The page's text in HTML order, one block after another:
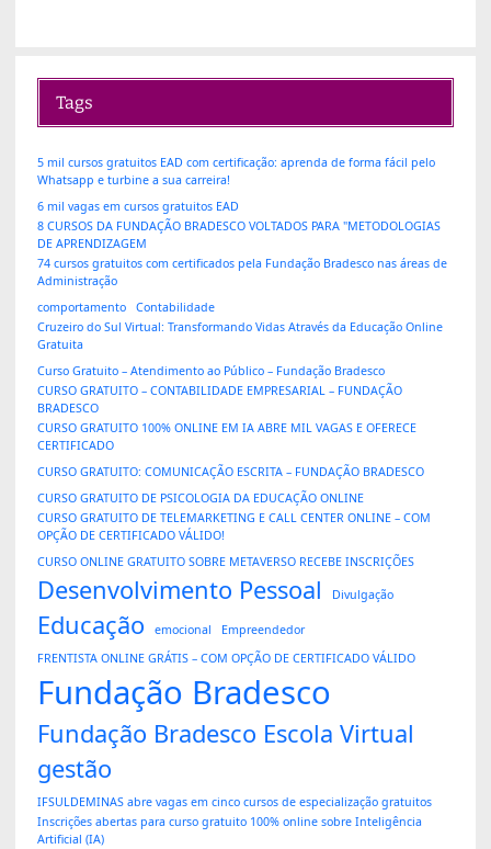
Tags
5 mil cursos gratuitos EAD com certificação: aprenda de forma fácil pelo
Whatsapp e turbine a sua carreira!
6 mil vagas em cursos gratuitos EAD
8 CURSOS DA FUNDAÇÃO BRADESCO VOLTADOS PARA "METODOLOGIAS
DE APRENDIZAGEM
74 cursos gratuitos com certificados pela Fundação Bradesco nas áreas de
Administração
comportamento
Contabilidade
Cruzeiro do Sul Virtual: Transformando Vidas Através da Educação Online
Gratuita
Curso Gratuito – Atendimento ao Público – Fundação Bradesco
CURSO GRATUITO – CONTABILIDADE EMPRESARIAL – FUNDAÇÃO
BRADESCO
CURSO GRATUITO 100% ONLINE EM IA ABRE MIL VAGAS E OFERECE
CERTIFICADO
CURSO GRATUITO: COMUNICAÇÃO ESCRITA – FUNDAÇÃO BRADESCO
CURSO GRATUITO DE PSICOLOGIA DA EDUCAÇÃO ONLINE
CURSO GRATUITO DE TELEMARKETING E CALL CENTER ONLINE – COM
OPÇÃO DE CERTIFICADO VÁLIDO!
CURSO ONLINE GRATUITO SOBRE METAVERSO RECEBE INSCRIÇÕES
Desenvolvimento Pessoal Divulgação
Educação emocional
Empreendedor
FRENTISTA ONLINE GRÁTIS – COM OPÇÃO DE CERTIFICADO VÁLIDO
Fundação Bradesco
Fundação Bradesco Escola Virtual
gestão
IFSULDEMINAS abre vagas em cinco cursos de especialização gratuitos
Inscrições abertas para curso gratuito 100% online sobre Inteligência
Artificial (IA)